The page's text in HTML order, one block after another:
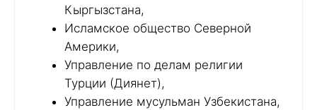
Кыргызстана,
Исламское общество Северной
Америки,
Управление по делам религии
Турции (Диянет),
Управление мусульман Узбекистана,